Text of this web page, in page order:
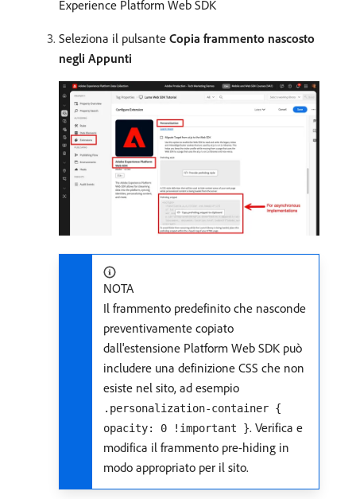
Experience Platform Web SDK
Seleziona il pulsante Copia frammento nascosto
negli Appunti
NOTA
Il frammento predefinito che nasconde
preventivamente copiato
dall'estensione Platform Web SDK può
includere una definizione CSS che non
esiste nel sito, ad esempio
.personalization-container {
opacity: 0 !important }. Verifica e
modifica il frammento pre-hiding in
modo appropriato per il sito.